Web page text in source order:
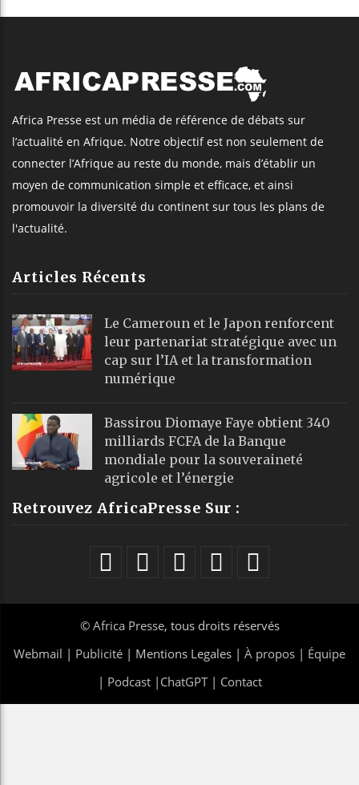
Africa Presse est un média de référence de débats sur
l’actualité en Afrique. Notre objectif est non seulement de
connecter l’Afrique au reste du monde, mais d’établir un
moyen de communication simple et efficace, et ainsi
promouvoir la diversité du continent sur tous les plans de
l'actualité.
Articles Récents
Le Cameroun et le Japon renforcent
leur partenariat stratégique avec un
cap sur l’IA et la transformation
numérique
Bassirou Diomaye Faye obtient 340
milliards FCFA de la Banque
mondiale pour la souveraineté
agricole et l’énergie
Retrouvez AfricaPresse Sur :
© Africa Presse, tous droits réservés
Webmail | Publicité | Mentions Legales | À propos | Équipe
| Podcast| ChatGPT| Contact